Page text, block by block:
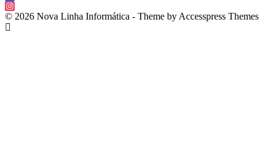
Facebook
Instagram
© 2026 Nova Linha Informática - Theme by Accesspress Themes